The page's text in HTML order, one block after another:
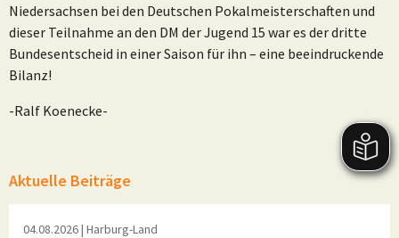
Niedersachsen bei den Deutschen Pokalmeisterschaften und
dieser Teilnahme an den DM der Jugend 15 war es der dritte
Bundesentscheid in einer Saison für ihn – eine beeindruckende
Bilanz!
-Ralf Koenecke-
Aktuelle Beiträge
04.08.2026| Harburg-Land